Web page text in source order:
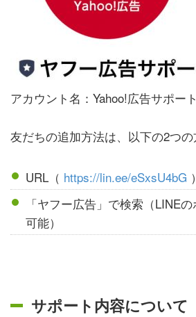
アカウント名：Yahoo!広告サポート
友だちの追加方法は、以下の2つの
URL（ https://lin.ee/eSxsU4bG
「ヤフー広告」で検索（LINE
可能）
サポート内容について